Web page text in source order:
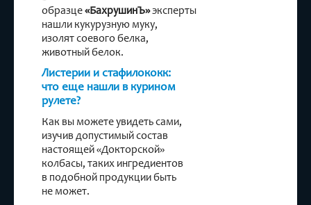
образце«БахрушинЪ»эксперты
нашли кукурузную муку,
изолят соевого белка,
животный белок.
Листерии и стафилококк:
что еще нашли в курином
рулете?
Как вы можете увидеть сами,
изучив допустимый состав
настоящей «Докторской»
колбасы, таких ингредиентов
в подобной продукции быть
не может.